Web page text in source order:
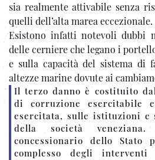
sia realmente attivabile senza
quelli dell’alta marea eccezionale.
Esistono infatti notevoli dubbi
delle cerniere che legano i
e sulla capacità del sistema di
altezze marine dovute ai
Il terzo danno è costituito
di corruzione esercitabile
esercitata, sulle istituzioni e
della società
concessionario dello
complesso degli